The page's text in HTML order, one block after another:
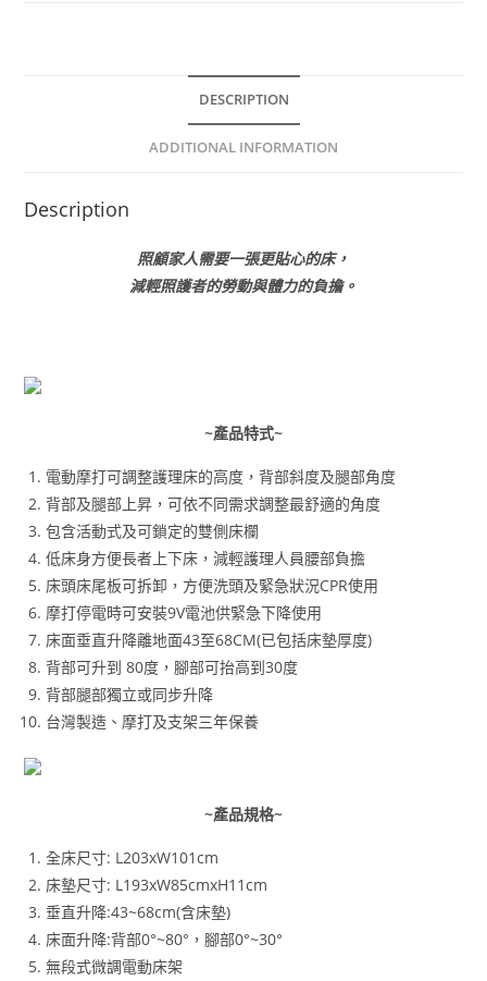
DESCRIPTION
ADDITIONAL INFORMATION
Description
照顧家人需要一張更貼心的床，
減輕照護者的勞動與體力的負擔。
~產品特式~
電動摩打可調整護理床的高度，背部斜度及腿部角度
背部及腿部上昇，可依不同需求調整最舒適的角度
包含活動式及可鎖定的雙側床欄
低床身方便長者上下床，減輕護理人員腰部負擔
床頭床尾板可拆卸，方便洗頭及緊急狀況CPR使用
摩打停電時可安裝9V電池供緊急下降使用
床面垂直升降離地面43至68CM(已包括床墊厚度)
背部可升到 80度，腳部可抬高到30度
背部腿部獨立或同步升降
台灣製造、摩打及支架三年保養
~產品規格~
全床尺寸: L203xW101cm
床墊尺寸: L193xW85cmxH11cm
垂直升降:43~68cm(含床墊)
床面升降:背部0°~80°，腳部0°~30°
無段式微調電動床架